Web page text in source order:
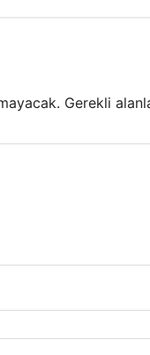
Gerekli